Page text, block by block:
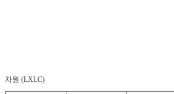
차원 (LXLC)